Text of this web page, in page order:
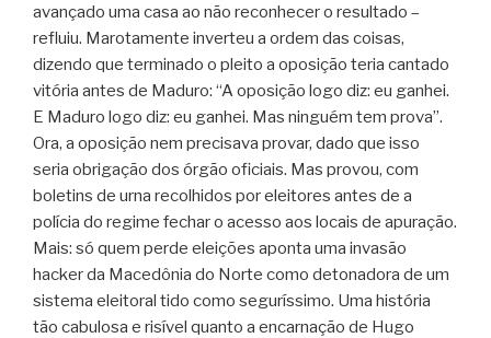
avançado uma casa ao não reconhecer o resultado –
refluiu. Marotamente inverteu a ordem das coisas,
dizendo que terminado o pleito a oposição teria cantado
vitória antes de Maduro: “A oposição logo diz: eu ganhei.
E Maduro logo diz: eu ganhei. Mas ninguém tem prova”.
Ora, a oposição nem precisava provar, dado que isso
seria obrigação dos órgão oficiais. Mas provou, com
boletins de urna recolhidos por eleitores antes de a
polícia do regime fechar o acesso aos locais de apuração.
Mais: só quem perde eleições aponta uma invasão
hacker da Macedônia do Norte como detonadora de um
sistema eleitoral tido como seguríssimo. Uma história
tão cabulosa e risível quanto a encarnação de Hugo